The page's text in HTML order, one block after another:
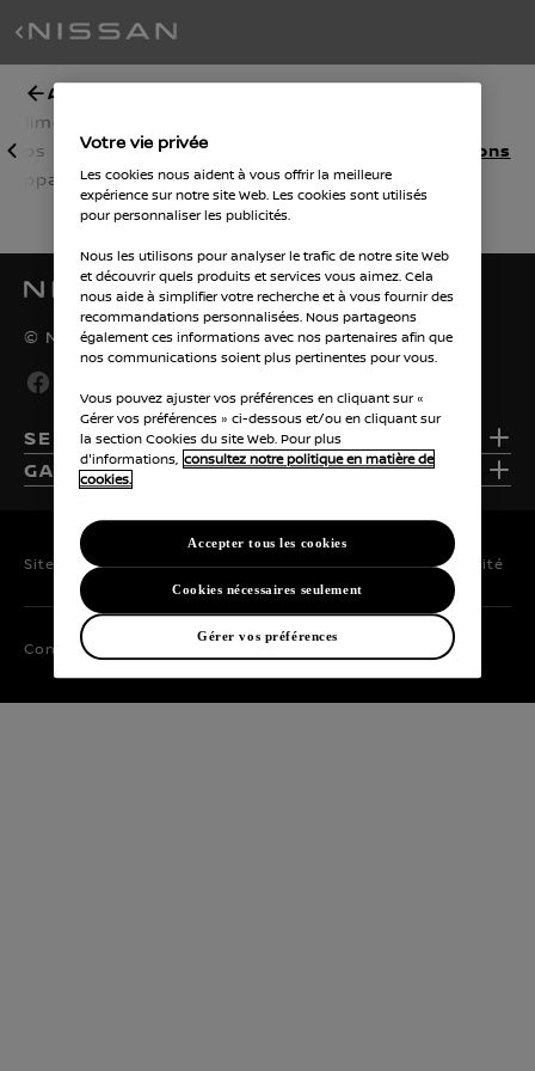
All - New MICRA
Alimentez
vos
appareils
Chargetoutes les
finitions
specifications
© Nissan 2026
SERVICE RELATION CLIENTS
GAMME
Sites mondiauxPlan du sitePresseRecrutementAccessibilité
Confidentialité Mentions légales
Votre vie privée
Les cookies nous aident à vous offrir la meilleure
expérience sur notre site Web. Les cookies sont utilisés
pour personnaliser les publicités.
Nous les utilisons pour analyser le trafic de notre site Web
et découvrir quels produits et services vous aimez. Cela
nous aide à simplifier votre recherche et à vous fournir des
recommandations personnalisées. Nous partageons
également ces informations avec nos partenaires afin que
nos communications soient plus pertinentes pour vous.
Vous pouvez ajuster vos préférences en cliquant sur «
Gérer vos préférences » ci-dessous et/ou en cliquant sur
la section Cookies du site Web. Pour plus
d'informations, consultez notre politique en matière de
cookies.
Gérer vos préférences
Cookies nécessaires seulement
Accepter tous les cookies